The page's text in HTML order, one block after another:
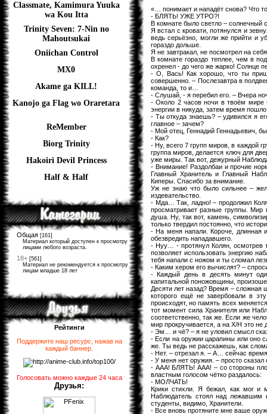
Classmate, Kamimura Yuuka
wa Kou Itta
Trinity Seven: 7-Nin no
Mahoutsukai
Oniichan Control
MX0
Akame ga KILL!
Kanojo ga Flag wo Oraretara
ReMember
Biorg Trinity
Hakoiri Devil Princess
Half & Half
Общая [161]
Материал который доступен к просмотру
лицами любого возраста.
18+ [561]
Материал не рекомендуется к просмотру
лицам младше 18 лет
Рейтинги
Поддержите наш ресурс, нажав на
каждый баннер
Голосовать можно каждые 24 часа
Друзья:
«… понимает и нападёт снова? Что
- БЛЯТЬ! УЖЕ УТРО?!
В комнате было светло – солнечный
Я встал с кровати, потянулся и
ведь серьёзно, могли же прийти и
гораздо дольше.
Я не завтракал, не посмотрел на
В комнате гораздо теплее, чем в
охренел - до чего же жарко! Солнце
- О, Вась! Как хорошо, что ты
совершенно. – Послезавтра в
команда, то и…
- Слушай, - я перебил его. – Вчера
- Около 2 часов ночи в твоём мире
энергии в никуда, затем время
- Ты откуда знаешь? – удивился я
главное – зачем?
- Мой отец, Геннадий Геннадьевич,
- Как?
- Ну, всего 7 групп миров, в каждой
группа миров, делается ключ для
уже миры. Так вот, дежурный
- Внимание! Раздолбаи и прочие
Главный Хранитель и Главный
Киперы. Спасибо за внимание.
Уж не знаю что было сильнее –
издевательство.
- Мда… Так, ладно! – продолжил
просматривает разные группы. Мир
душа. Ну, так вот, камень,
только твердил постоянно, что
- На меня напали. Короче, длинная
обезвредить нападавшего.
- Нуу… - протянул Колян, осмотрев
позволяет использовать энергию
тебя напали с ножом и ты сломал
- Каким хером его вычислят? –
- Каждый день в десять минут
капитальной поножовщины,
Десяти лет назад? Время – сложная
которого ещё не завербовали в
происходят, но память всех
тот момент сила Хранителя или
соответственно, так же. Если же
мир прокручивается, а на Х/Н это не
- Эм… и чё? – я не уловил смысл
- Если на оружии царапины или оно
же. Ты ведь не расскажешь, как
- Нет. – отрезал я. – А… сейчас
- У меня нет оружия. – просто сказал
- ААА! БЛЯТЬ! ААА! – со стороны
властным голосом чётко раздалось:
- МОЛЧАТЬ!
Крики стихли. Я бежал, как мог и
Наблюдатель стоял над лежавшим
студенты, видимо, Хранители.
- Все вновь протяните мне ваше